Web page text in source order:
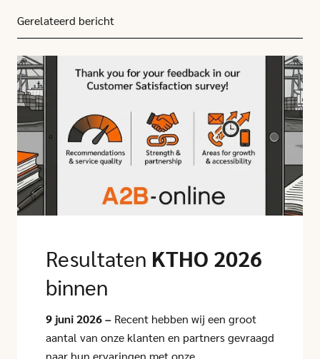
Gerelateerd bericht
Resultaten KTHO 2026
binnen
9 juni 2026 – Recent hebben wij een groot
aantal van onze klanten en partners gevraagd
naar hun ervaringen met onze
Click here to go to this article